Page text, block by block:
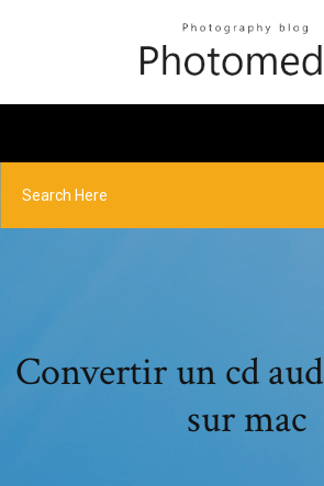
Convertir un cd
sur mac